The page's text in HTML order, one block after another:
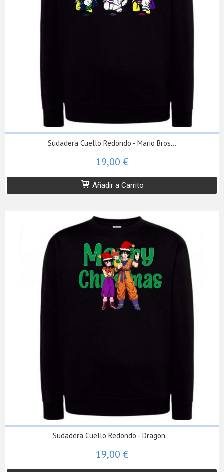
Sudadera Cuello Redondo - Mario Bros...
19,00 €
Añadir a Carrito
Sudadera Cuello Redondo - Dragon...
19,00 €